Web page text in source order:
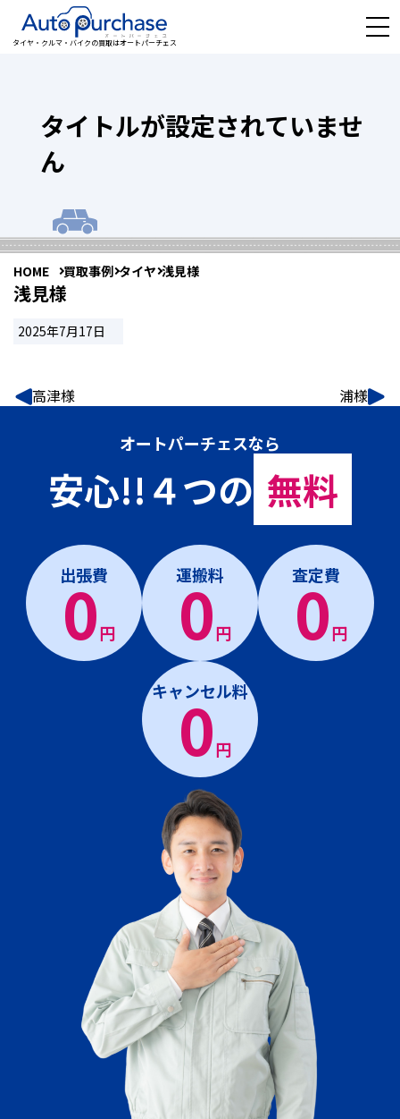
タイヤ・クルマ・バイクの買取はオートパーチェス
タイトルが設定されていませ
ん
HOME 買取事例 タイヤ 浅見様
浅見様
2025年7月17日
高津様 浦様
オートパーチェスなら
安心!!４つの 無料
出張費
0円
運搬料
0円
査定費
0円
キャンセル料
0円